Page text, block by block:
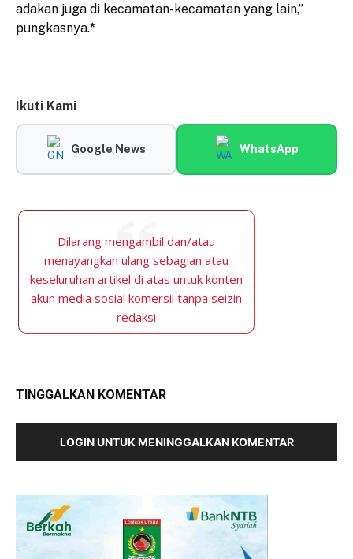
adakan juga di kecamatan-kecamatan yang lain,”
pungkasnya.*
Ikuti Kami
Google News WhatsApp
Dilarang mengambil dan/atau
menayangkan ulang sebagian atau
keseluruhan artikel di atas untuk konten
akun media sosial komersil tanpa seizin
redaksi
TINGGALKAN KOMENTAR
LOGIN UNTUK MENINGGALKAN KOMENTAR